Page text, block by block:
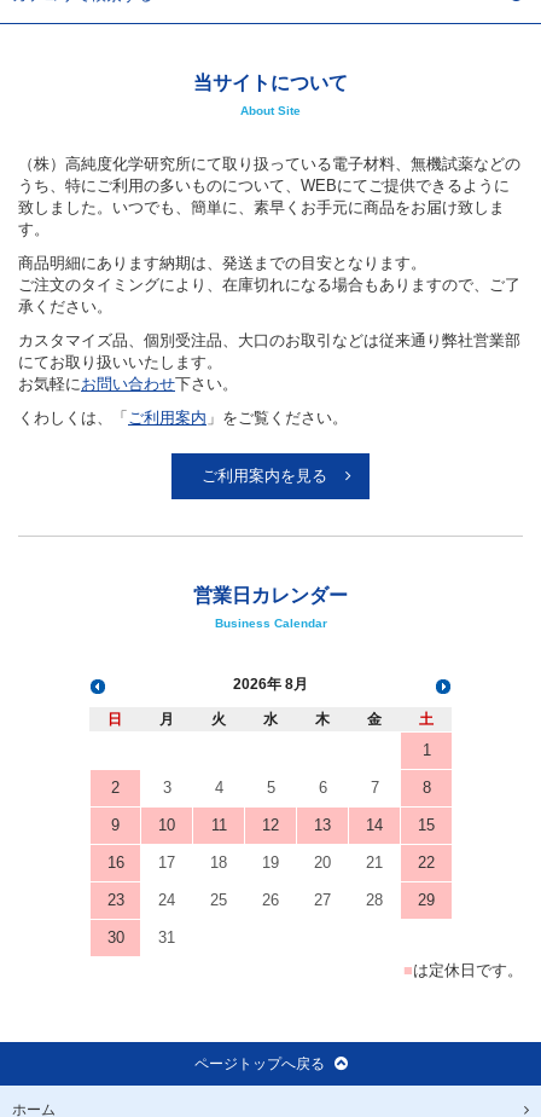
当サイトについて
About Site
（株）高純度化学研究所にて取り扱っている電子材料、無機試薬などの
うち、特にご利用の多いものについて、WEBにてご提供できるように
致しました。いつでも、簡単に、素早くお手元に商品をお届け致しま
す。
商品明細にあります納期は、発送までの目安となります。
ご注文のタイミングにより、在庫切れになる場合もありますので、ご了
承ください。
カスタマイズ品、個別受注品、大口のお取引などは従来通り弊社営業部
にてお取り扱いいたします。
お気軽にお問い合わせ下さい。
くわしくは、「 ご利用案内 」をご覧ください。
ご利用案内を見る
営業日カレンダー
Business Calendar
2026 8月
日 月 火 水 木 金 土
1
2 3 4 5 6 7 8
9 10 11 12 13 14 15
16 17 18 19 20 21 22
23 24 25 26 27 28 29
30
31
■は定休日です。
ページトップへ戻る
ホーム